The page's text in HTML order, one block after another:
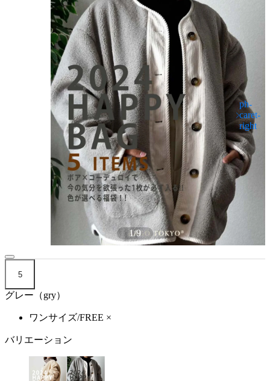
1/9
5
グレー（gry）
ワンサイズ/FREE ×
バリエーション